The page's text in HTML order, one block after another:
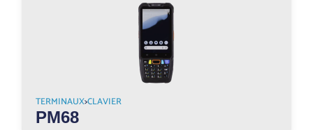
TERMINAUX>CLAVIER
PM68